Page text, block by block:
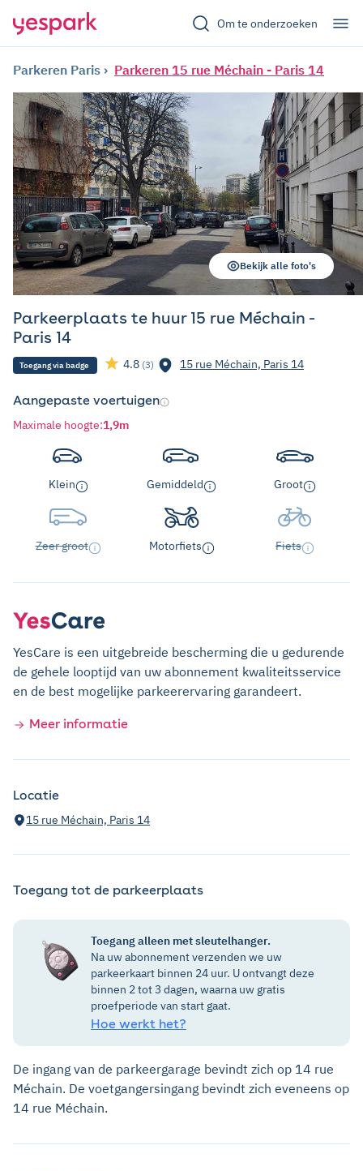
Om te onderzoeken
Parkeren Paris Parkeren 15 rue Méchain - Paris 14
Parkeerplaats te huur 15 rue Méchain -
Paris 14
Toegang via badge 4.8 (3) 15 rue Méchain, Paris 14
Bekijk alle foto's
Aangepaste voertuigen
Maximale hoogte:1,9m
Klein Gemiddeld Groot
Zeer groot Motorfiets Fiets
YesCare is een uitgebreide bescherming die u gedurende
de gehele looptijd van uw abonnement kwaliteitsservice
en de best mogelijke parkeerervaring garandeert.
Meer informatie
Locatie
15 rue Méchain, Paris 14
Toegang tot de parkeerplaats
Toegang alleen met sleutelhanger.
Na uw abonnement verzenden we uw
parkeerkaart binnen 24 uur. U ontvangt deze
binnen 2 tot 3 dagen, waarna uw gratis
proefperiode van start gaat.
Hoe werkt het?
De ingang van de parkeergarage bevindt zich op 14 rue
Méchain. De voetgangersingang bevindt zich eveneens op
14 rue Méchain.